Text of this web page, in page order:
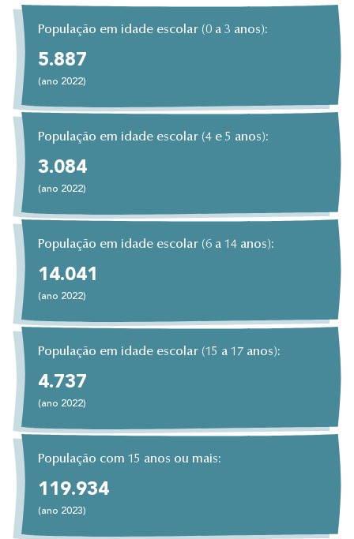
População em idade escolar (0 a 3 anos):
5.887
(ano 2022)
População em idade escolar (4 e 5 anos):
3.084
(ano 2022)
População em idade escolar (6 a 14 anos):
14.041
(ano 2022)
População em idade escolar (15 a 17 anos):
4.737
(ano 2022)
População com 15 anos ou mais:
119.934
(ano 2023)